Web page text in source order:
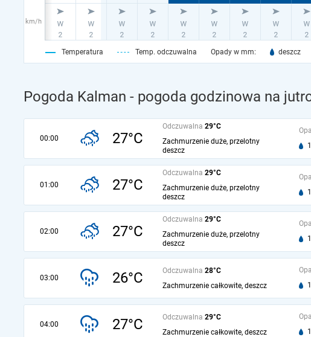
km/h
Temperatura Temp. odczuwalna Opady w mm: deszcz
Pogoda Kalman - pogoda godzinowa na
00:00 27°C
Odczuwalna 29°C
Zachmurzenie duże, przelotny
deszcz
01:00 27°C
Odczuwalna 29°C
Zachmurzenie duże, przelotny
deszcz
02:00 27°C
Odczuwalna 29°C
Zachmurzenie duże, przelotny
deszcz
03:00 26°C Odczuwalna 28°C
Zachmurzenie całkowite, deszcz
04:00 27°C Odczuwalna 29°C
Zachmurzenie całkowite, deszcz